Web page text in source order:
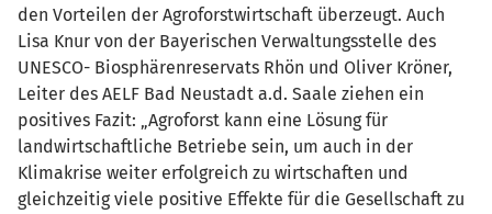
den Vorteilen der Agroforstwirtschaft überzeugt. Auch
Lisa Knur von der Bayerischen Verwaltungsstelle des
UNESCO- Biosphärenreservats Rhön und Oliver Kröner,
Leiter des AELF Bad Neustadt a.d. Saale ziehen ein
positives Fazit: „Agroforst kann eine Lösung für
landwirtschaftliche Betriebe sein, um auch in der
Klimakrise weiter erfolgreich zu wirtschaften und
gleichzeitig viele positive Effekte für die Gesellschaft zu